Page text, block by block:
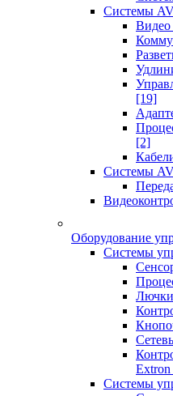
Системы
Видео
[19]
[2]
Системы
Оборудование
Системы
Extron
Системы